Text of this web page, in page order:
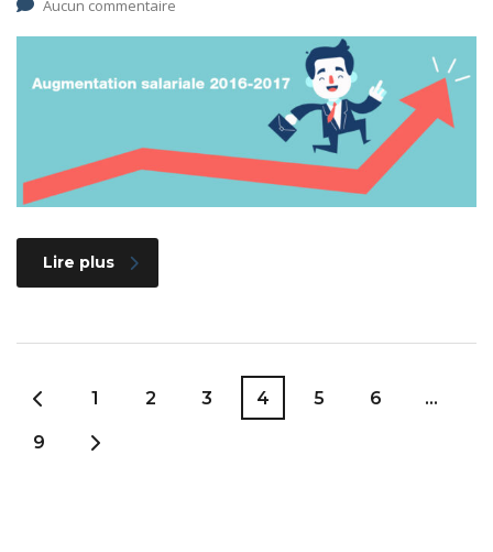
Aucun commentaire
Lire plus
1 2 3 4 5 6 …
9